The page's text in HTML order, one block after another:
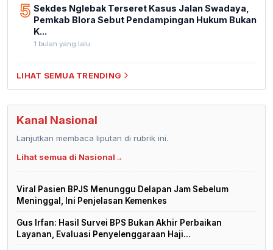
5 Sekdes Nglebak Terseret Kasus Jalan Swadaya,
Pemkab Blora Sebut Pendampingan Hukum Bukan
K...
1 bulan yang lalu
LIHAT SEMUA TRENDING
Kanal Nasional
Lanjutkan membaca liputan di rubrik ini.
Lihat semua di Nasional→
Viral Pasien BPJS Menunggu Delapan Jam Sebelum
Meninggal, Ini Penjelasan Kemenkes
Gus Irfan: Hasil Survei BPS Bukan Akhir Perbaikan
Layanan, Evaluasi Penyelenggaraan Haji...